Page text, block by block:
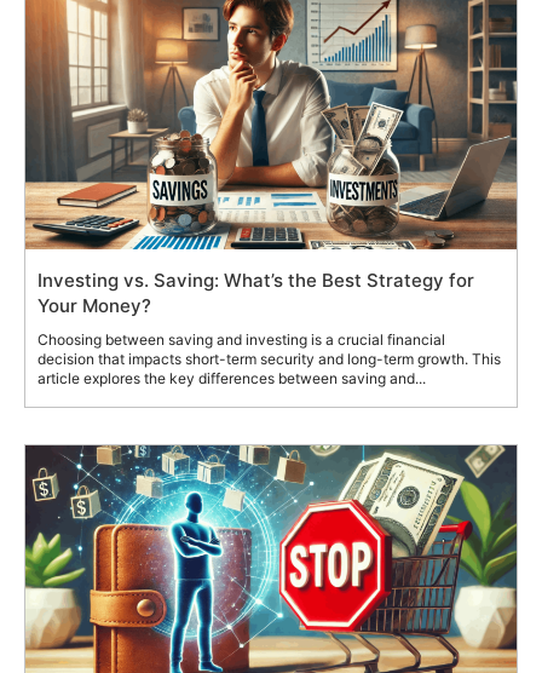
Investing vs. Saving: What’s the Best Strategy for
Your Money?
Choosing between saving and investing is a crucial financial
decision that impacts short-term security and long-term growth. This
article explores the key differences between saving and...